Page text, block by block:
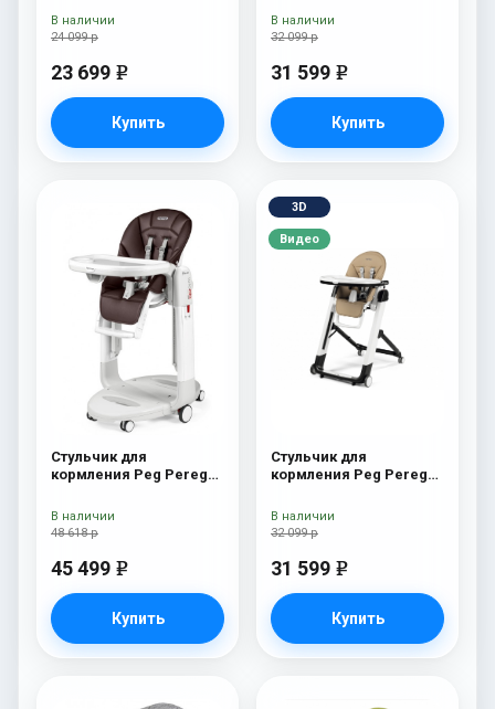
Paloma
24 099 р
23 699 e
Купить
В наличии
Arancia
32 099 р
31 599 e
Купить
В наличии
Стульчик для
кормления Peg Perego
Cacao New
48 618 р
45 499 e
Купить
В наличии
3D
Видео
Стульчик для
кормления Peg Perego
32 099 р
31 599 e
Купить
В наличии